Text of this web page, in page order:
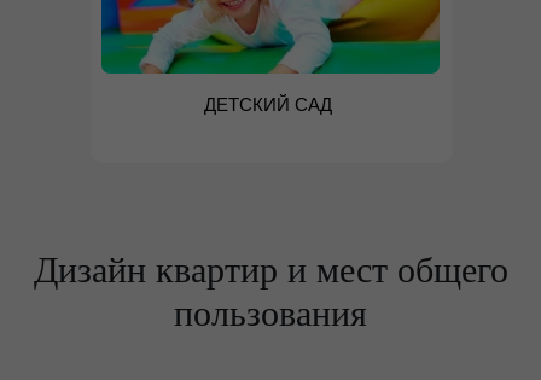
ДЕТСКИЙ САД
Дизайн квартир и мест общего
пользования